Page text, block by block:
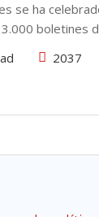
se ha
boletines
2037